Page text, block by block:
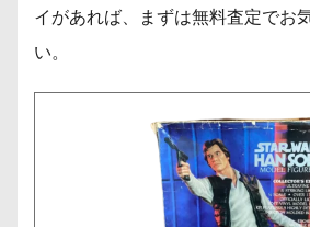
イがあれば、まずは無料査定でお
い。